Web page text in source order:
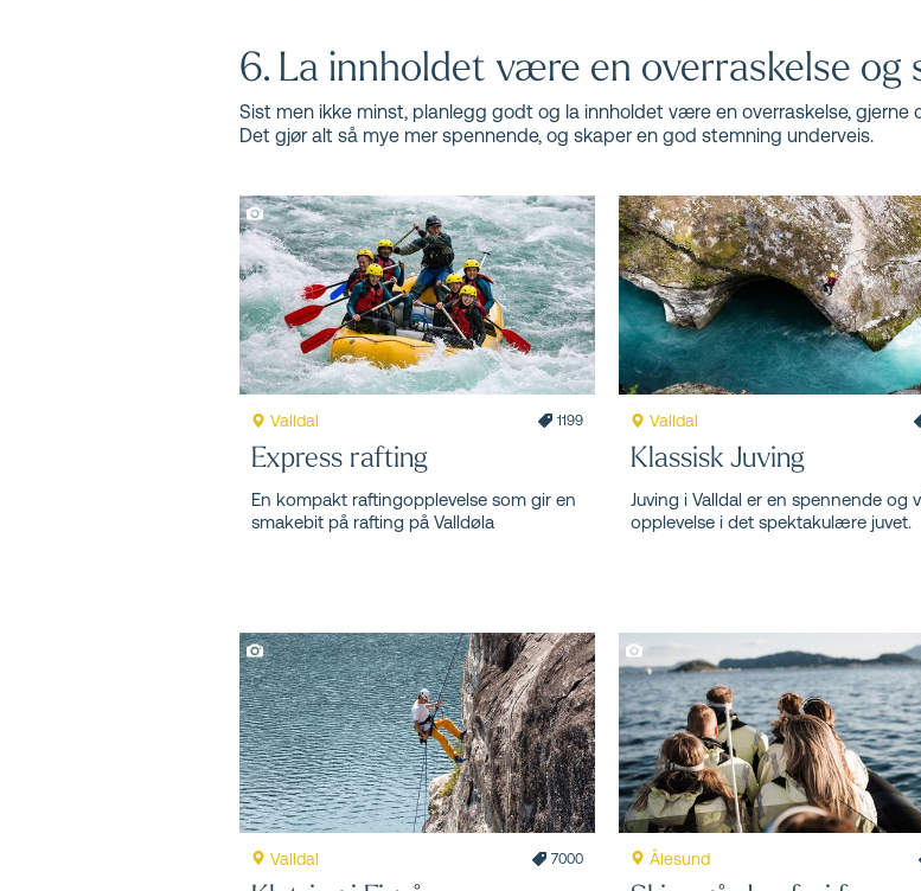
6. La innholdet være en overraskelse og
Sist men ikke minst, planlegg godt og la innholdet være en overraskelse,
Det gjør alt så mye mer spennende, og skaper en god stemning underveis.
Valldal 1199
Express rafting
En kompakt raftingopplevelse som gir en
smakebit på rafting på Valldøla
Valldal
Klassisk Juving
Juving i Valldal er en spennende og
opplevelse i det spektakulære juvet.
Valldal 7000 Ålesund